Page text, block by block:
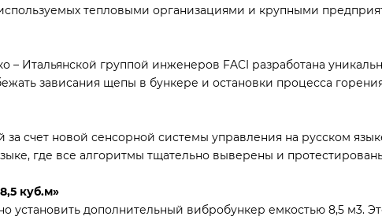
тепловыми организациями и крупными
Итальянской группой инженеров FACI разработана
зависания щепы в бункере и остановки процесса
счет новой сенсорной системы управления на русском
где все алгоритмы тщательно выверены и
куб.м»
дополнительный вибробункер емкостью 8,5 м3.